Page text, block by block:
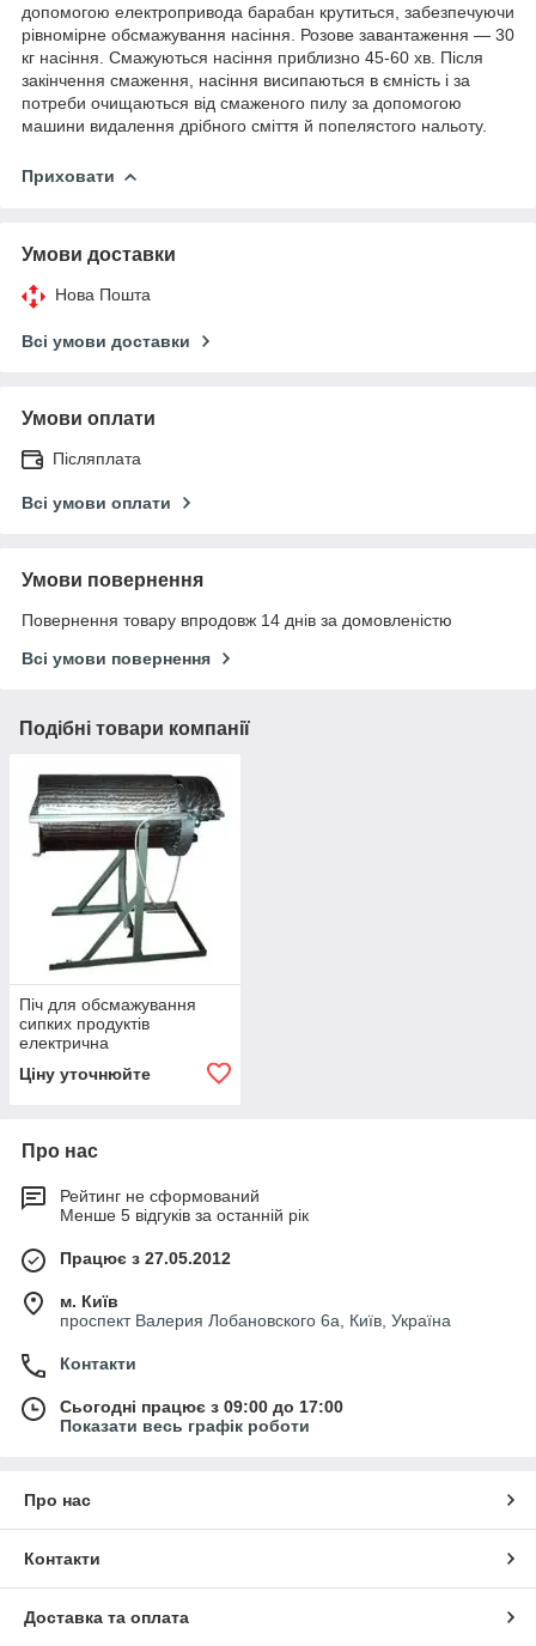
допомогою електропривода барабан крутиться, забезпечуючи
рівномірне обсмажування насіння. Розове завантаження — 30
кг насіння. Смажуються насіння приблизно 45-60 хв. Після
закінчення смаження, насіння висипаються в ємність і за
потреби очищаються від смаженого пилу за допомогою
машини видалення дрібного сміття й попелястого нальоту.
Приховати
Умови доставки
Нова Пошта
Всі умови доставки
Умови оплати
Післяплата
Всі умови оплати
Умови повернення
Повернення товару впродовж 14 днів за домовленістю
Всі умови повернення
Подібні товари компанії
Піч для обсмажування
сипких продуктів
електрична
Ціну уточнюйте
Про нас
Рейтинг не сформований
Менше 5 відгуків за останній рік
Працює з 27.05.2012
м. Київ
проспект Валерия Лобановского 6а, Київ, Україна
Контакти
Сьогодні працює з 09:00 до 17:00
Показати весь графік роботи
Про нас
Контакти
Доставка та оплата